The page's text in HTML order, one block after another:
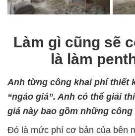
Làm gì cũng sẽ
là làm
Anh từng công khai phí thiết
“ngáo giá”. Anh có thể giải
giá này bao gồm những công
Đó là mức phí cơ bản của bên